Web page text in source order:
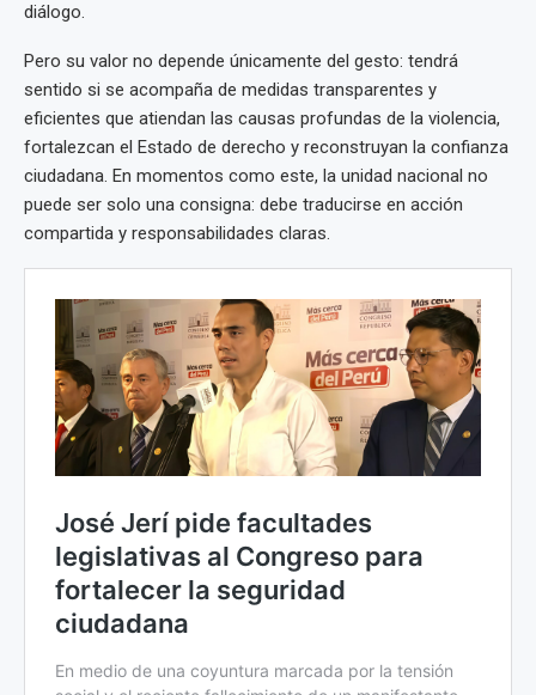
diálogo.
Pero su valor no depende únicamente del gesto: tendrá
sentido si se acompaña de medidas transparentes y
eficientes que atiendan las causas profundas de la violencia,
fortalezcan el Estado de derecho y reconstruyan la confianza
ciudadana. En momentos como este, la unidad nacional no
puede ser solo una consigna: debe traducirse en acción
compartida y responsabilidades claras.